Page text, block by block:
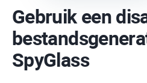
Gebruik een
SpyGlass